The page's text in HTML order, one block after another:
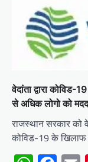
वेदांता द्वारा
से अधिक लोगो को मदद
राजस्थान सरकार को
कोविड-19 के खिलाफ